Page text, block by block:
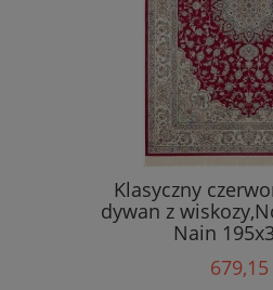
Klasyczny
dywan z
Nain
679,15